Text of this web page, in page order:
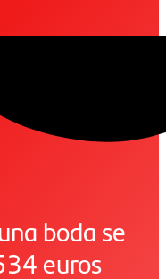
boda se
euros